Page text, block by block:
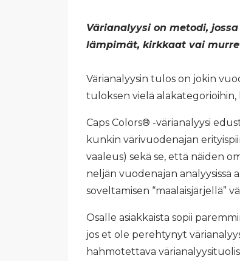
Värianalyysi on metodi,
lämpimät, kirkkaat vai
Värianalyysin tulos on jokin
tuloksen vielä alakategorioihin,
Caps Colors® -värianalyysi
kunkin värivuodenajan
vaaleus) sekä se, että näiden
neljän vuodenajan analyysissä
soveltamisen “maalaisjärjellä”
Osalle asiakkaista sopii
jos et ole perehtynyt
hahmotettava